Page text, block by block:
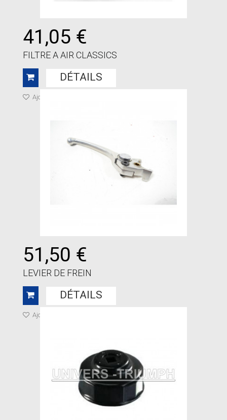
41,05 €
FILTRE A AIR CLASSICS
DÉTAILS
Ajouter à ma liste de cadeaux
51,50 €
LEVIER DE FREIN
DÉTAILS
Ajouter à ma liste de cadeaux